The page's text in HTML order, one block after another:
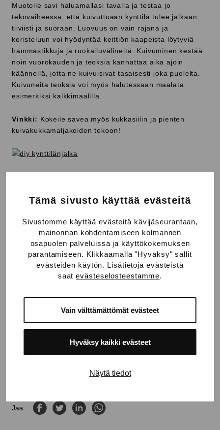
Tämä sivusto käyttää evästeitä
Sivustomme käyttää evästeitä kävijäseurantaan,
mainonnan kohdentamiseen kolmannen
osapuolen palveluissa ja käyttökokemuksen
parantamiseen. Klikkaamalla "Hyväksy" sallit
evästeiden käytön. Lisätietoja evästeistä
saatevästeselosteestamme.
Vain välttämättömät evästeet
Hyväksy kaikki evästeet
Näytä tiedot
Muotoile savi haluamallasi tavalla ja testaa jo
tekovaiheessa, että kuivuttuaan kynttilä tulee jalkaan
tiiviisti ja suoraan. Luovuus on vain rajana ja
koristeluun voi hyödyntää keittiön kaapeista löytyviä
hammastikkuja ja ruokailuvälineitä. Kuivuminen kestää
noin vuorokauden ja teoksia kannattaa aika ajoin
käännellä, jotta ne kuivuisivat tasaisesti joka puolelta.
Kuivuneita teoksia voi myös halutessaan maalata
esimerkiksi kalkkimaalilla.
Vinkki: Kokeile savea myös kukkasiilin ja pienten
kuivakukkamaljakoiden tekoon!
Ripauksen luontoa ja jouluista vihreää kodin jouluiseen
juodut mehupullot toimivat joulun tullen kauniina
kynttilänjalkoina, kun ne täyttää vedellä ja havuilla.
Koristeluun voi hyödyntää joulukuusenkoristeita.
Vinkki:Käytä erimuotoisia ja -korkuisia pulloja niin saat
asetelmaan vaihtelevuutta.
Bo:n uutiskirjeen saat joka kuukausi kattavan paketin
sisustuksesta, trendeistä, asuntokaupasta sekä ihanista
Jaa:
Jaa Facebookissa
Jaa TwitterissäJaa LinkedInissä
Jaa WhatsAppissa